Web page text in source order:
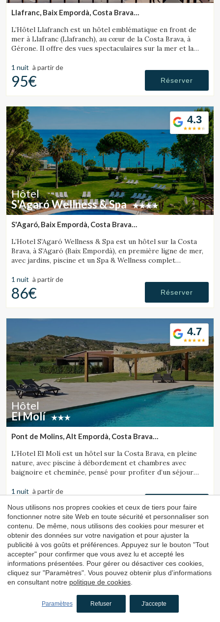
Llafranc, Baix Empordà, Costa Brava
L’Hôtel Llafranch est un hôtel emblématique en front de
mer à Llafranc (Llafranch), au cœur de la Costa Brava, à
Gérone. Il offre des vues spectaculaires sur la mer et la
1 nuit à partir de
95€ Réserver
4.3
Hôtel
S'Agaró Wellness & Spa
S'Agaró, Baix Empordà, Costa Brava
L’Hotel S’Agaró Wellness & Spa est un hôtel sur la Costa
Brava, à S’Agaró (Baix Empordà), en première ligne de mer,
avec jardins, piscine et un Spa & Wellness complet
1 nuit à partir de
86€ Réserver
4.7
Hôtel
El Molí
Pont de Molins, Alt Empordà, Costa Brava
L’Hotel El Molí est un hôtel sur la Costa Brava, en pleine
nature, avec piscine à débordement et chambres avec
baignoire et cheminée, pensé pour profiter d’un séjour
1 nuit à partir de
150€ Réserver
4.3
Nous utilisons nos propres cookies et ceux de tiers pour faire
fonctionner notre site Web en toute sécurité et personnaliser son
contenu. De même, nous utilisons des cookies pour mesurer et
obtenir des données sur votre navigation et pour ajuster la
publicité à vos goûts et préférences. Appuyez sur le bouton "Tout
accepter" pour confirmer que vous avez lu et accepté les
informations présentées. Pour gérer ou désactiver ces cookies,
cliquez sur "Paramètres". Vous pouvez obtenir plus d'informations
en consultant notre politique de cookies
Paramètres Refuser J'accepte
Enregistrer les paramètres Tout accepter